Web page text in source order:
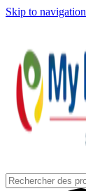
Skip to navigation